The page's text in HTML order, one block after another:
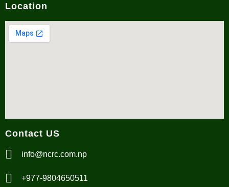
Location
Contact US
info@ncrc.com.np
+977-9804650511